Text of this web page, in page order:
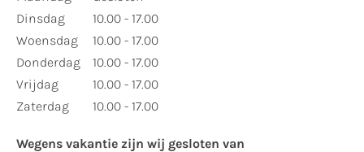
Dinsdag
Woensdag
Donderdag
Vrijdag
Zaterdag
10.00 - 17.00
10.00 - 17.00
10.00 - 17.00
10.00 - 17.00
10.00 - 17.00
Wegens vakantie zijn wij gesloten van ​